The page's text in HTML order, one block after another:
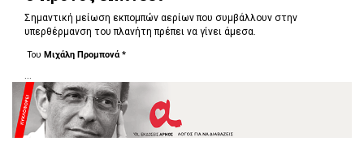
Σημαντική μείωση εκπομπών αερίων που συμβάλλουν στην
υπερθέρμανση του πλανήτη πρέπει να γίνει άμεσα.
Του Μιχάλη Προμπονά *
...